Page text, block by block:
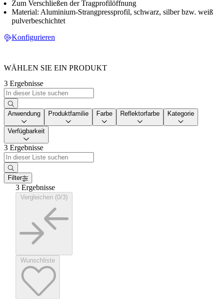
Zum Verschließen der Tragprofilöffnung
Material: Aluminium-Strangpressprofil, schwarz, silber bzw. weiß
pulverbeschichtet
Konfigurieren
WÄHLEN SIE EIN PRODUKT
3 Ergebnisse
Anwendung Produktfamilie Farbe Reflektorfarbe Kategorie
Verfügbarkeit
3 Ergebnisse
Filter
3 Ergebnisse